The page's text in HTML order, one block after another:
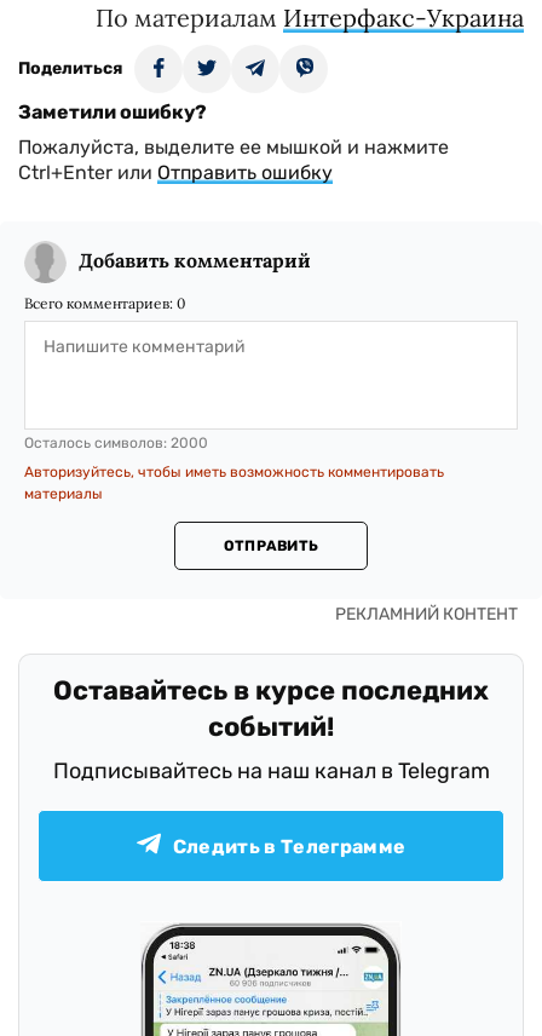
По материалам Интерфакс-Украина
Поделиться
Заметили ошибку?
Пожалуйста, выделите ее мышкой и нажмите
Ctrl+Enter или Отправить ошибку
Добавить комментарий
Всего комментариев: 0
Осталось символов: 2000
Авторизуйтесь, чтобы иметь возможность комментировать
материалы
ОТПРАВИТЬ
Оставайтесь в курсе последних
событий!
Подписывайтесь на наш канал в Telegram
Следить в Телеграмме